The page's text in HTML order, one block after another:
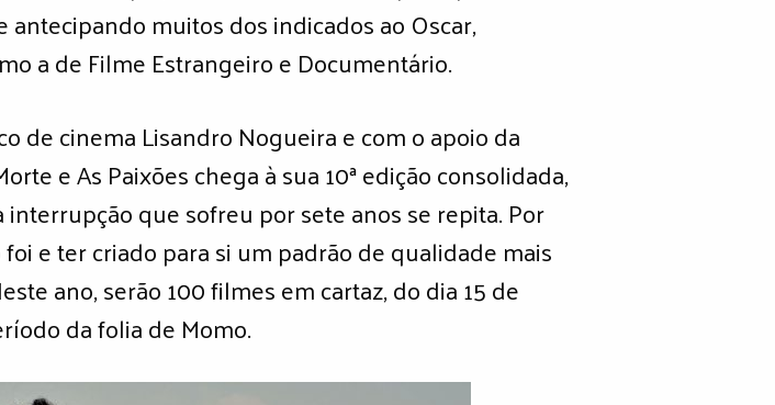
antecipando muitos dos indicados ao Oscar,
a de Filme Estrangeiro e Documentário.
de cinema Lisandro Nogueira e com o apoio da
e As Paixões chega à sua 10ª edição consolidada,
que sofreu por sete anos se repita. Por
e ter criado para si um padrão de qualidade mais
ano, serão 100 filmes em cartaz, do dia 15 de
da folia de Momo.